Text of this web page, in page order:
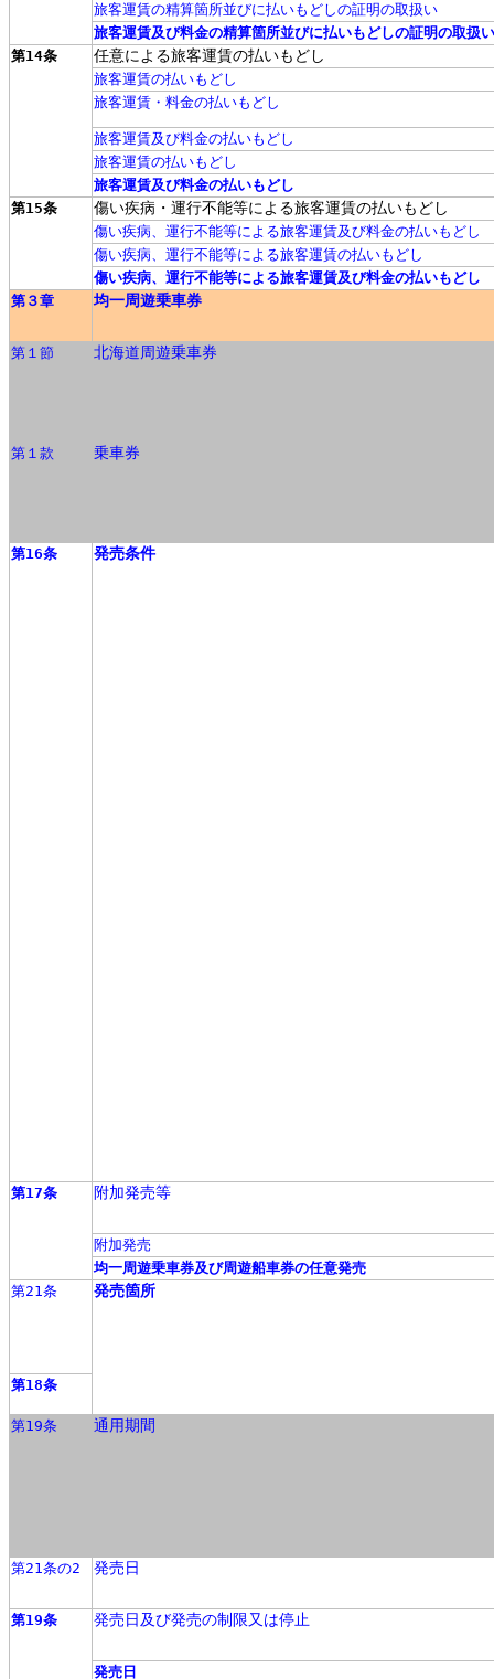
旅客運賃の精算箇所並びに払いもどしの証明の取扱い
旅客運賃及び料金の精算箇所並びに払いもどしの証明の取扱い
第14条
任意による旅客運賃の払いもどし
旅客運賃の払いもどし
旅客運賃・料金の払いもどし
旅客運賃及び料金の払いもどし
旅客運賃の払いもどし
旅客運賃及び料金の払いもどし
第15条
傷い疾病・運行不能等による旅客運賃の払いもどし
傷い疾病、運行不能等による旅客運賃及び料金の払いもどし
傷い疾病、運行不能等による旅客運賃の払いもどし
傷い疾病、運行不能等による旅客運賃及び料金の払いもどし
第３章
均一周遊乗車券
第１節 北海道周遊乗車券
第１款 乗車券
第16条 発売条件
第17条 附加発売等
附加発売
均一周遊乗車券及び周遊船車券の任意発売
第21条
発売箇所
第18条
第19条 通用期間
第21条の2 発売日
第19条 発売日及び発売の制限又は停止
発売日